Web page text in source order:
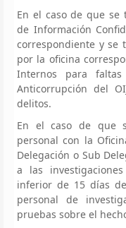
En el caso de que se
de Información
correspondiente y se
por la oficina
Internos para
Anticorrupción del
delitos.
En el caso de que
personal con la
Delegación o Sub
a las
inferior de 15 días
personal de
pruebas sobre el